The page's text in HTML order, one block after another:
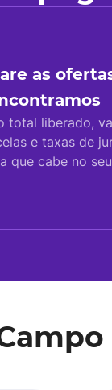
as
total liberado,
e taxas de
que cabe no seu